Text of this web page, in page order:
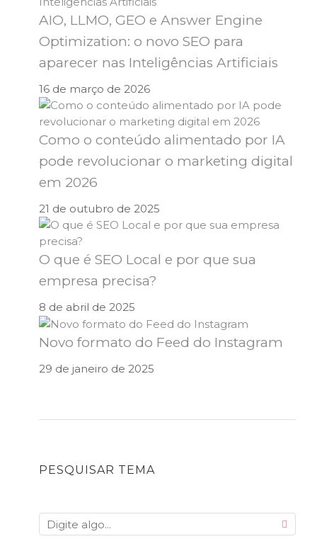
AIO, LLMO, GEO e Answer Engine
Optimization: o novo SEO para
aparecer nas Inteligências Artificiais
16 de março de 2026
Como o conteúdo alimentado por IA
pode revolucionar o marketing digital
em 2026
21 de outubro de 2025
O que é SEO Local e por que sua
empresa precisa?
8 de abril de 2025
Novo formato do Feed do Instagram
29 de janeiro de 2025
PESQUISAR TEMA